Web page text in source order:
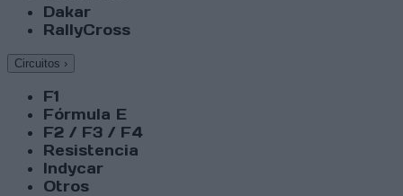
Dakar
RallyCross
Circuitos ›
F1
Fórmula E
F2 / F3 / F4
Resistencia
Indycar
Otros